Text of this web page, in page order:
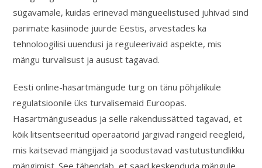
sügavamale, kuidas erinevad mängueelistused juhivad sind
parimate kasiinode juurde Eestis, arvestades ka
tehnoloogilisi uuendusi ja reguleerivaid aspekte, mis
mängu turvalisust ja ausust tagavad.
Eesti online-hasartmängude turg on tänu põhjalikule
regulatsioonile üks turvalisemaid Euroopas.
Hasartmänguseadus ja selle rakendussätted tagavad, et
kõik litsentseeritud operaatorid järgivad rangeid reegleid,
mis kaitsevad mängijaid ja soodustavad vastutustundlikku
mängimist. See tähendab, et saad keskenduda mängule,